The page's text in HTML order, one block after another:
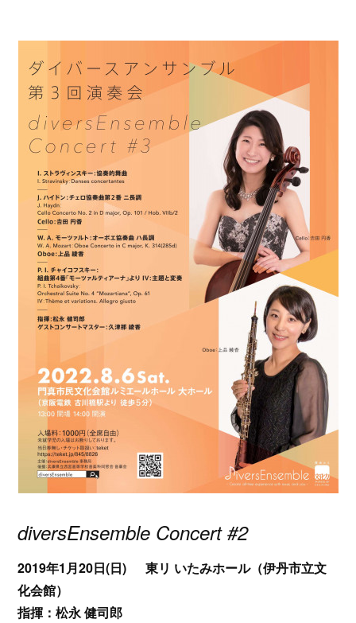
diversEnsemble Concert #2
2019年1月20日(日) 東リ いたみホール（伊丹市立文
化会館）
指揮：松永 健司郎